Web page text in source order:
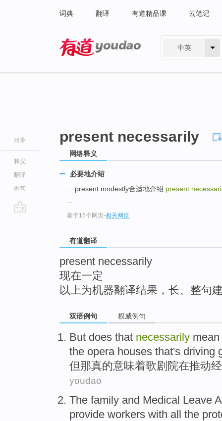
词典 翻译 有道精品课 云笔记
中英
目录
释义
翻译
例句
present necessarily
网络释义
必要地介绍
... present modestly合适地介绍 present
基于15个网页-相关网页
有道翻译
present necessarily
现在一定
以上为机器翻译结果，长、整句
双语例句 权威例句
But does that necessarily mean
the operahouses that's driving
但那真的意味着歌剧院在推动
youdao
The family and Medical Leave
provide workers with all the